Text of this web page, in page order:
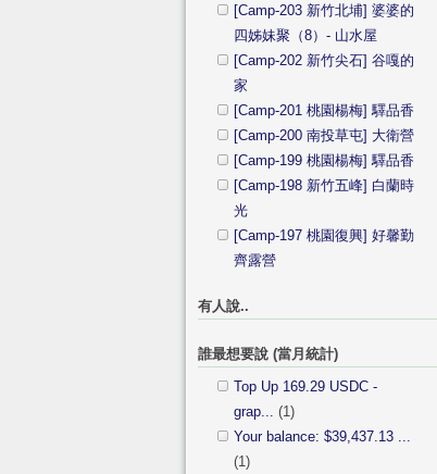
[Camp-203 新竹北埔] 婆婆的
四姊妹聚（8）- 山水屋
[Camp-202 新竹尖石] 谷嘎的
家
[Camp-201 桃園楊梅] 驛品香
[Camp-200 南投草屯] 大衛營
[Camp-199 桃園楊梅] 驛品香
[Camp-198 新竹五峰] 白蘭時
光
[Camp-197 桃園復興] 好馨勤
齊露營
有人說..
誰最想要說 (當月統計)
Top Up 169.29 USDC -
grap... (1)
Your balance: $39,437.13 ...
(1)